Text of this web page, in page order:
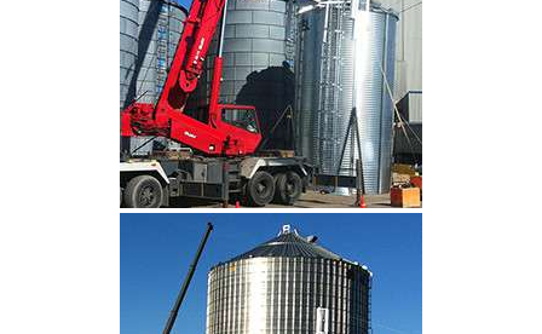
CLIQUEZ POUR AGRANDIR